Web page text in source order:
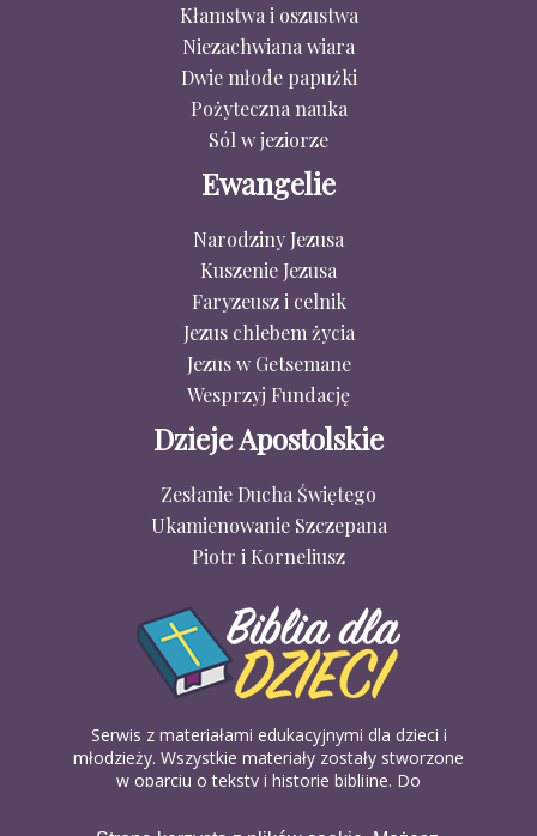
Kłamstwa i oszustwa
Niezachwiana wiara
Dwie młode papużki
Pożyteczna nauka
Sól w jeziorze
Ewangelie
Narodziny Jezusa
Kuszenie Jezusa
Faryzeusz i celnik
Jezus chlebem życia
Jezus w Getsemane
Wesprzyj Fundację
Dzieje Apostolskie
Zesłanie Ducha Świętego
Ukamienowanie Szczepana
Piotr i Korneliusz
Serwis z materiałami edukacyjnymi dla dzieci i
młodzieży. Wszystkie materiały zostały stworzone
w oparciu o teksty i historie biblijne. Do
biblijnych. Można je pobierać, drukować i